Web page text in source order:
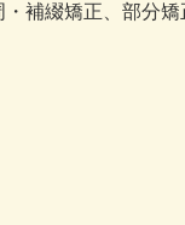
補綴矯正、部分